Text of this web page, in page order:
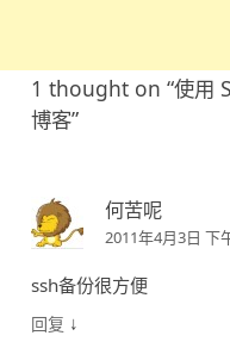
1 thought on “使用
博客”
何苦呢
2011年4月3日 下
ssh备份很方便
回复 ↓